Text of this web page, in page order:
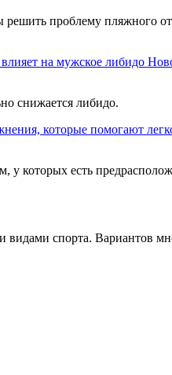
проблему пляжного
на мужское либидо
снижается либидо.
которые помогают
у которых есть
видами спорта. Вариантов